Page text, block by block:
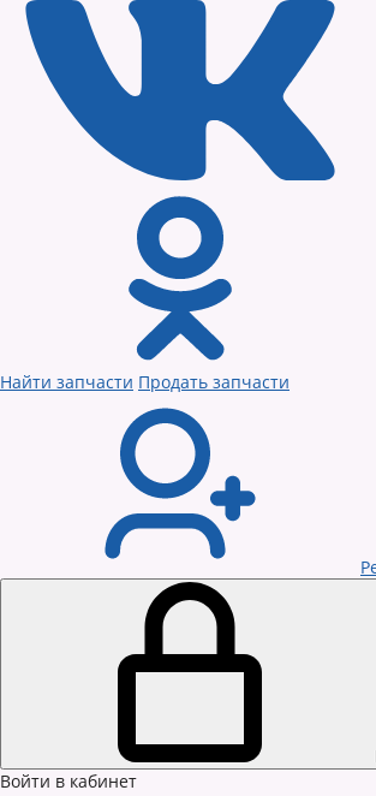
Найти запчасти Продать запчасти
Войти в кабинет